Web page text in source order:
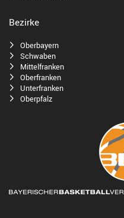
Bezirke
Oberbayern
Schwaben
Mittelfranken
Oberfranken
Unterfranken
Oberpfalz